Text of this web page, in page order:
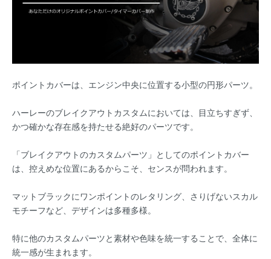
ポイントカバーは、エンジン中央に位置する小型の円形パーツ。
ハーレーのブレイクアウトカスタムにおいては、目立ちすぎず、
かつ確かな存在感を持たせる絶好のパーツです。
「ブレイクアウトのカスタムパーツ」としてのポイントカバー
は、控えめな位置にあるからこそ、センスが問われます。
マットブラックにワンポイントのレタリング、さりげないスカル
モチーフなど、デザインは多種多様。
特に他のカスタムパーツと素材や色味を統一することで、全体に
統一感が生まれます。